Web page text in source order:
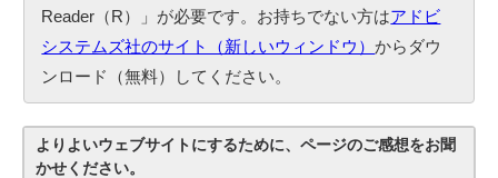
Reader（R）」が必要です。お持ちでない方はアドビ
システムズ社のサイト（新しいウィンドウ）からダウ
ンロード（無料）してください。
よりよいウェブサイトにするために、ページのご感想をお聞
かせください。